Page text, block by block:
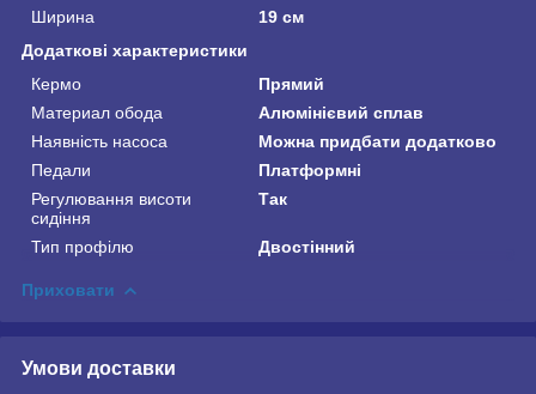
Ширина
19 см
Додаткові характеристики
Кермо
Прямий
Материал обода
Алюмінієвий сплав
Наявність насоса
Можна придбати додатково
Педали
Платформні
Регулювання висоти
сидіння
Так
Тип профілю Двостінний
Приховати
Умови доставки